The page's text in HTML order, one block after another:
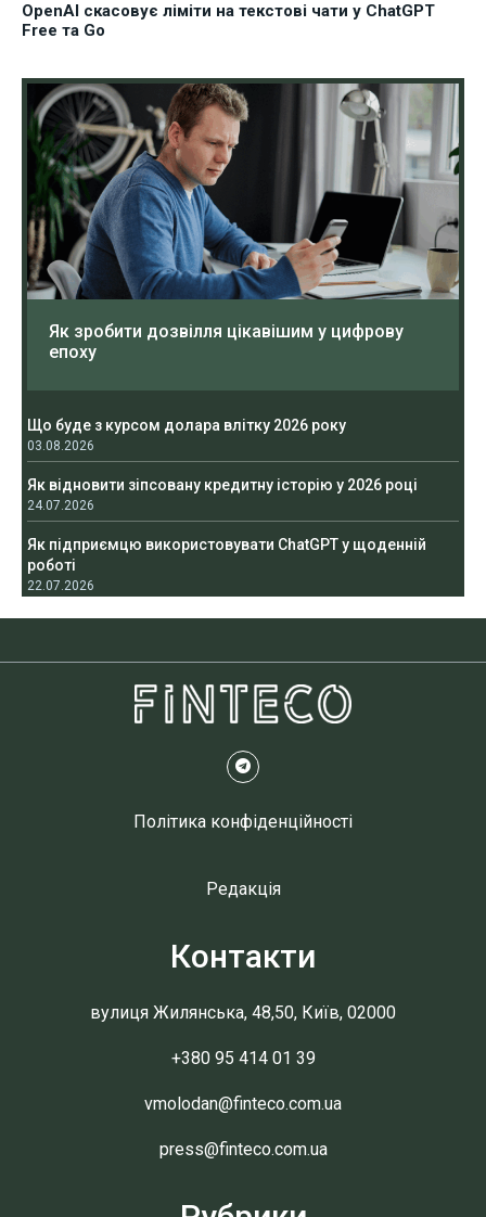
OpenAI скасовує ліміти на текстові чати у ChatGPT
Free та Go
Як зробити дозвілля цікавішим у цифрову
епоху
Що буде з курсом долара влітку 2026 року
03.08.2026
Як відновити зіпсовану кредитну історію у 2026 році
24.07.2026
Як підприємцю використовувати ChatGPT у щоденній
роботі
22.07.2026
Політика конфіденційності
Редакція
Контакти
вулиця Жилянська, 48,50, Київ, 02000
+380 95 414 01 39
vmolodan@finteco.com.ua
press@finteco.com.ua